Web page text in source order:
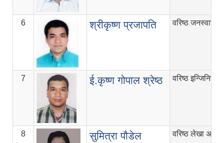
6 श्रीकृष्ण प्रजापति वरिष्ठ
7 ई.कृष्ण गोपाल श्रेष्ठ वरिष्ठ इन्जिनियर
8 सुमित्रा पौडेल वरिष्ठ लेखा